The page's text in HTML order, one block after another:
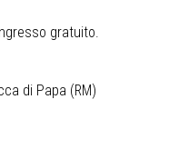
gratuito.
di Papa (RM)